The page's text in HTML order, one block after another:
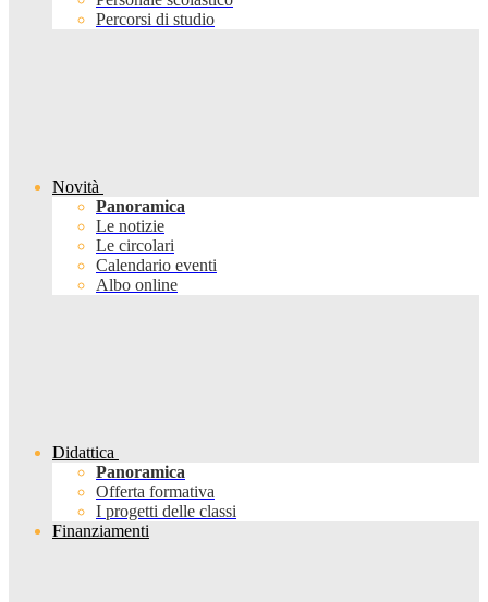
Percorsi di studio
Novità
Panoramica
Le notizie
Le circolari
Calendario eventi
Albo online
Didattica
Panoramica
Offerta formativa
I progetti delle classi
Finanziamenti